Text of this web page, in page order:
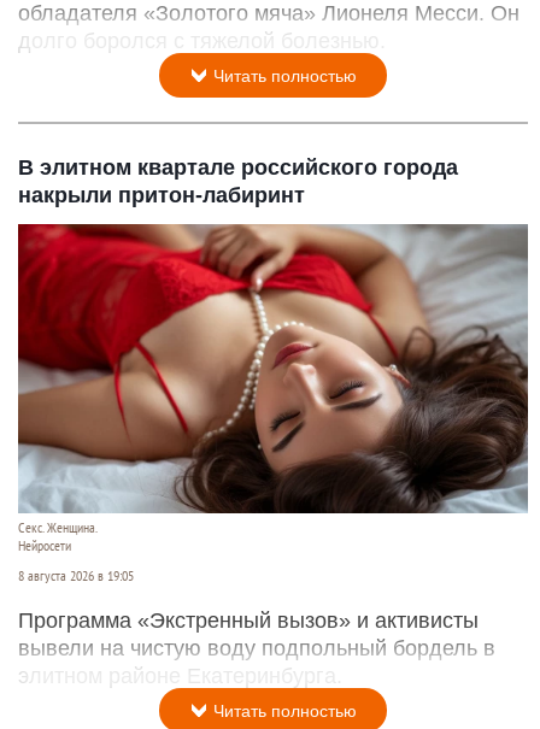
обладателя «Золотого мяча» Лионеля Месси. Он
долго боролся с тяжелой болезнью.
Читать полностью
В элитном квартале российского города
накрыли притон-лабиринт
Секс. Женщина.
Нейросети
8 августа 2026 в 19:05
Программа «Экстренный вызов» и активисты
вывели на чистую воду подпольный бордель в
элитном районе Екатеринбурга.
Читать полностью